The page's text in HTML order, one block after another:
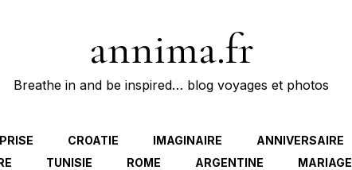
annima.fr
Breathe in and be inspired… blog voyages et photos
CROATIE IMAGINAIRE ANNIVERSAIRE
TUNISIE ROME ARGENTINE MARIAGE